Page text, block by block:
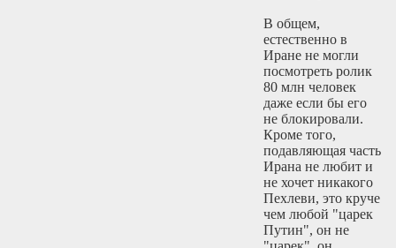
В общем,
естественно в
Иране не могли
посмотреть ролик
80 млн человек
даже если бы его
не блокировали.
Кроме того,
подавляющая часть
Ирана не любит и
не хочет никакого
Пехлеви, это круче
чем любой "царек
Путин", он не